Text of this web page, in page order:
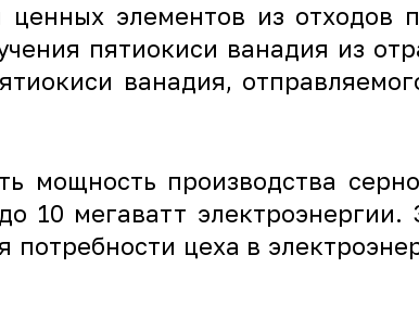
ценных элементов из отходов
пятиокиси ванадия из
ванадия,
мощность производства
10 мегаватт
цеха в